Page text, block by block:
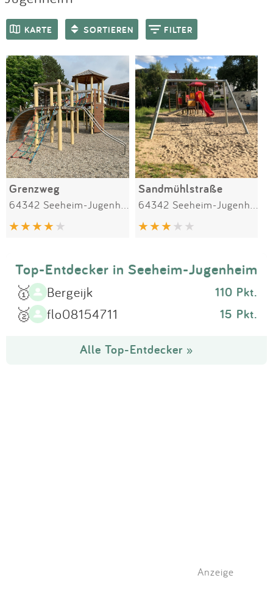
Anmelden
KARTE SORTIEREN FILTER
Grenzweg
64342 Seeheim-Jugenheim
Sandmühlstraße
64342 Seeheim-Jugenheim
Top-Entdecker in Seeheim-Jugenheim
🥇 Bergeijk 110 Pkt.
🥈 flo08154711 15 Pkt.
Alle Top-Entdecker »
Anzeige